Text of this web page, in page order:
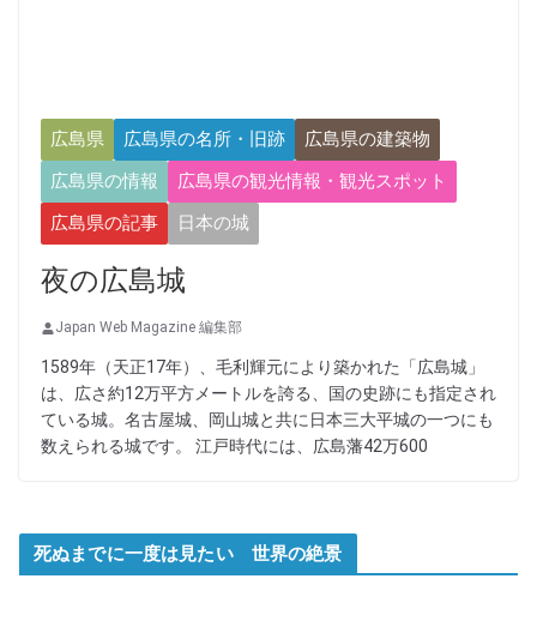
広島県 広島県の名所・旧跡
広島県の建築物
広島県の情報
広島県の観光情報・観光スポット
広島県の記事
日本の城
夜の広島城
Japan Web Magazine 編集部
1589年（天正17年）、毛利輝元により築かれた「広島城」
は、広さ約12万平方メートルを誇る、国の史跡にも指定され
ている城。名古屋城、岡山城と共に日本三大平城の一つにも
数えられる城です。 江戸時代には、広島藩42万600
死ぬまでに一度は見たい 世界の絶景